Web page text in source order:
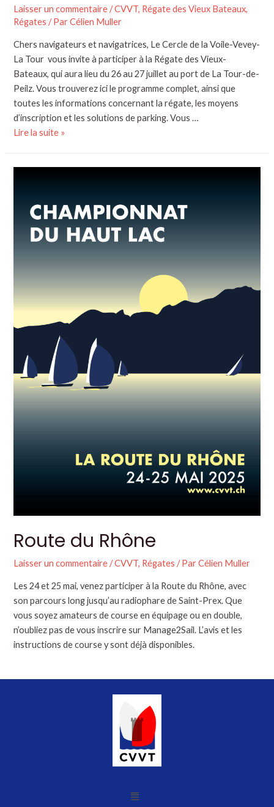
Laisser un commentaire /CVVT, Régate des Vieux Bateaux,
Régates / ParCélien Muller
Chers navigateurs et navigatrices, Le Cercle de la Voile-Vevey-
La Tour vous invite à participer à la Régate des Vieux-
Bateaux, qui aura lieu du 26 au 27 juillet au port de La Tour-de-
Peilz. Vous trouverez ici le programme complet, ainsi que
toutes les informations concernant la régate, les moyens
d’inscription et les solutions de parking. Vous …
Lire la suite »
Route du Rhône
Laisser un commentaire /CVVT, Régates / ParCélien Muller
Les 24 et 25 mai, venez participer à la Route du Rhône, avec
son parcours long jusqu’au radiophare de Saint-Prex. Que
vous soyez amateurs de course en équipage ou en double,
n’oubliez pas de vous inscrire sur Manage2Sail. L’avis et les
instructions de course y sont déjà disponibles.